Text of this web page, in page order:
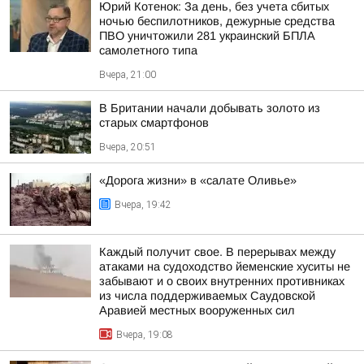
Юрий Котенок: За день, без учета сбитых
ночью беспилотников, дежурные средства
ПВО уничтожили 281 украинский БПЛА
самолетного типа
Вчера, 21:00
В Британии начали добывать золото из
старых смартфонов
Вчера, 20:51
«Дорога жизни» в «салате Оливье»
Вчера, 19:42
Каждый получит свое. В перерывах между
атаками на судоходство йеменские хуситы не
забывают и о своих внутренних противниках
из числа поддерживаемых Саудовской
Аравией местных вооруженных сил
Вчера, 19:08